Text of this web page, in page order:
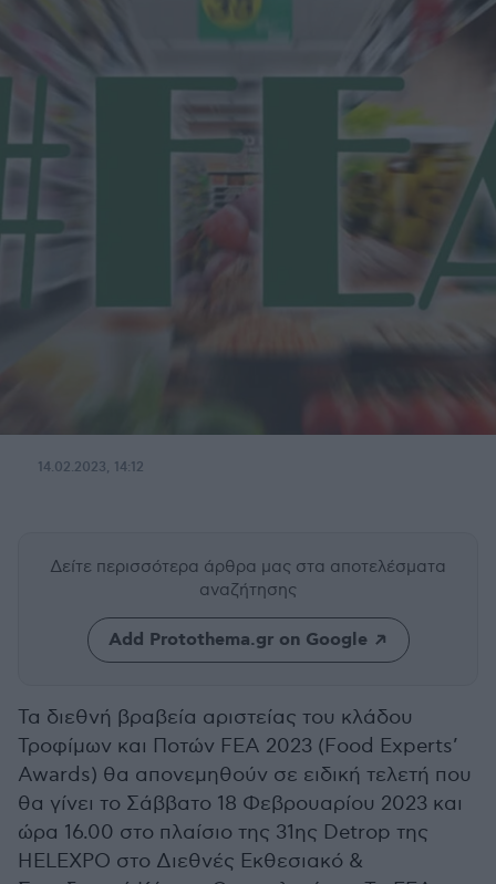
14.02.2023, 14:12
Δείτε περισσότερα άρθρα μας στα αποτελέσματα
αναζήτησης
Add Protothema.gr on Google
Τα διεθνή βραβεία αριστείας του κλάδου
Τροφίμων και Ποτών FEA 2023 (Food Experts’
Awards) θα απονεμηθούν σε ειδική τελετή που
θα γίνει το Σάββατο 18 Φεβρουαρίου 2023 και
ώρα 16.00 στο πλαίσιο της 31ης Detrop της
HELEXPO στο Διεθνές Εκθεσιακό &